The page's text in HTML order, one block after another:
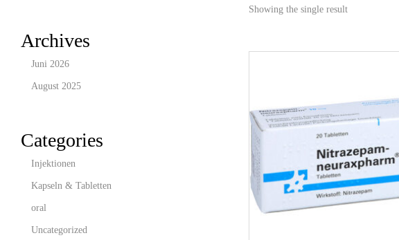
Archives
Juni 2026
August 2025
Categories
Injektionen
Kapseln & Tabletten
oral
Uncategorized
Showing the single result